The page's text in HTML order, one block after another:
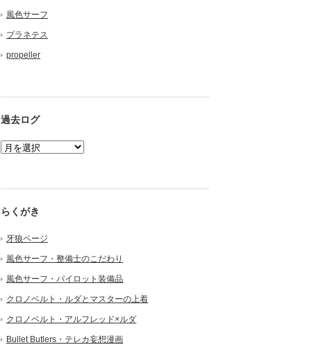
風色サーフ
プラネテス
propeller
過去ログ
らくがき
牙狼ページ
風色サーフ・整備士のこだわり
風色サーフ・パイロット装備品
クロノベルト・ルダとマスターの上着
クロノベルト・アルフレッド×ルダ
Bullet Butlers・テレカ妄想漫画